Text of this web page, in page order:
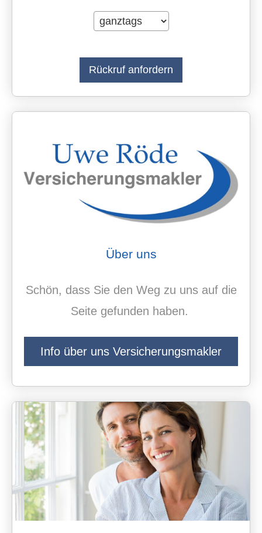
Über uns
Schön, dass Sie den Weg zu uns auf die
Seite gefunden haben.
Info über uns Ver­sicherungs­makler